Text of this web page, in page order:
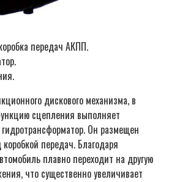
передач АКПП.
дискового механизма, в
сцепления выполняет
Он размещен
передач. Благодаря
плавно переходит на другую
что существенно увеличивает